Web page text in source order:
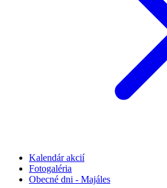
Kalendár akcií
Fotogaléria
Obecné dni - Majáles